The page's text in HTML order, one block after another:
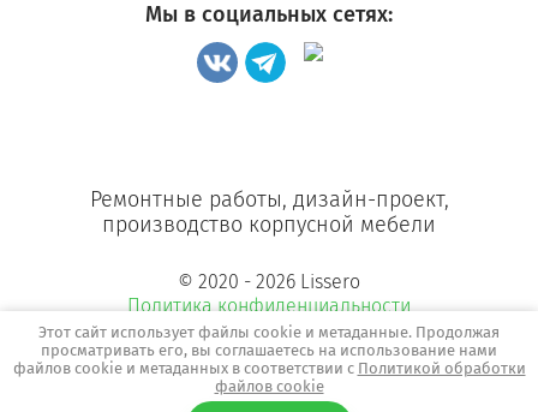
Ремонтные работы, дизайн-проект,
производство корпусной мебели
© 2020 - 2026 Lissero
Политика конфиденциальности
Мы в социальных сетях:
Этот сайт использует файлы cookie и метаданные. Продолжая
просматривать его, вы соглашаетесь на использование нами
файлов cookie и метаданных в соответствии с Политикой обработки
файлов cookie